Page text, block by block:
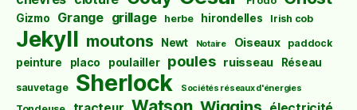
Gizmo Grange grillage herbe hirondelles Irish cob
Jekyll moutons Newt Notaire Oiseaux paddock
peinture placo poulailler poules ruisseau Réseau
sauvetage Sherlock Sociétés réseaux d'énergies
Watson